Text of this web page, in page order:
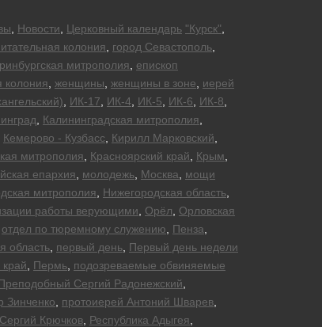
Новости Церковный календарь "Курск"
колония город Севастополь
митрополия
епископ
колония женщины женщины в зоне
иерей
ИК-17 ИК-4 ИК-5 ИК-6 ИК-8
Калининградская митрополия
Кемерово - Кузбасс Кирилл Марковский
митрополия Красноярский край Крым
епархия молодежь Москва
мощи
митрополия Нижегородская область
работы верующими Орёл
Орловская
отдел по тюремному служению Пенза
область первый день Первый день недели
Пермь подозреваемые обвиняемые
Сергий Радонежский
Зинченко протоиерей Антоний Шварев
Крючков Республика Адыгея